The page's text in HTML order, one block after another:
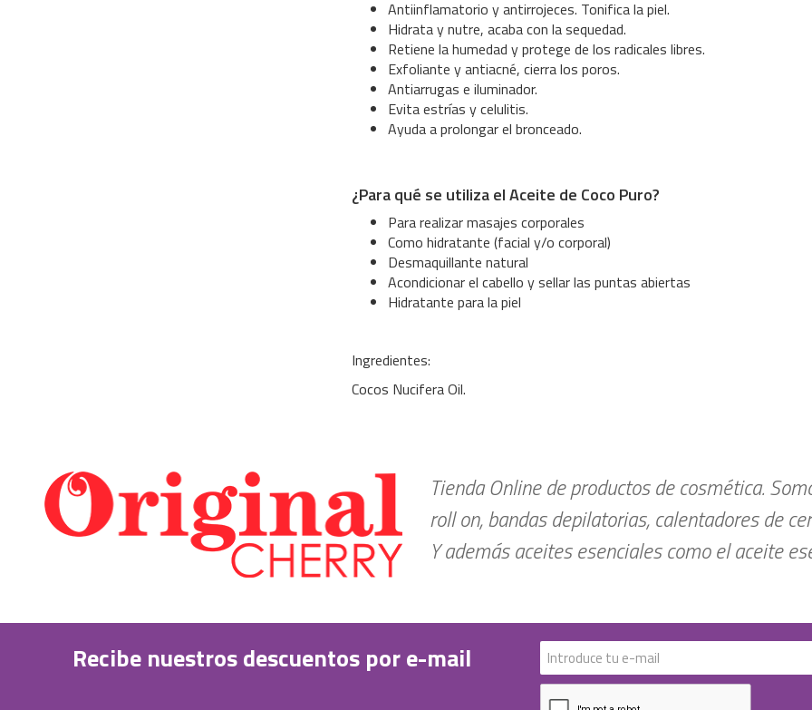
Antiinflamatorio y antirrojeces. Tonifica la piel.
Hidrata y nutre, acaba con la sequedad.
Retiene la humedad y protege de los radicales libres.
Exfoliante y antiacné, cierra los poros.
Antiarrugas e iluminador.
Evita estrías y celulitis.
Ayuda a prolongar el bronceado.
¿Para qué se utiliza el Aceite de Coco Puro?
Para realizar masajes corporales
Como hidratante (facial y/o corporal)
Desmaquillante natural
Acondicionar el cabello y sellar las puntas abiertas
Hidratante para la piel
Ingredientes:
Cocos Nucifera Oil.
Tienda Online de productos de cosmética.
roll on, bandas depilatorias, calentadores de
Y además aceites esenciales como el aceite
Recibe nuestros descuentos por e-mail